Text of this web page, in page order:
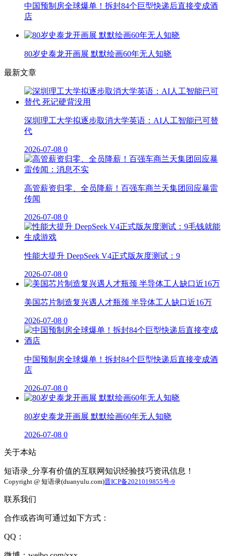
中国预制房全球爆单！拆封84个巨型快递后直接变成酒
店
80岁史泰龙开画展 默默绘画60年无人知晓
最新文章
深圳理工大学拟逐步取消大学英语：AI人工智能已可替
代
2026-07-08 0
高管薪资归零、全员降薪！百强车商兰天集团回应暴雷
传闻
2026-07-08 0
性能大提升 DeepSeek V4正式版灰度测试：9
2026-07-08 0
美国芯片制造复兴遇人才瓶颈 半导体工人缺口近16万
2026-07-08 0
中国预制房全球爆单！拆封84个巨型快递后直接变成酒
店
2026-07-08 0
80岁史泰龙开画展 默默绘画60年无人知晓
2026-07-08 0
关于本站
短语录_分享有价值的互联网知识经验技巧资讯信息！
Copyright @ 短语录(duanyulu.com)晋ICP备2021019855号-9
联系我们
合作或咨询可通过如下方式：
QQ：